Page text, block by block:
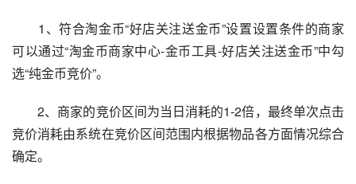
1、符合淘金币“好店关注送金币”设置设置条件的商家
可以通过“淘金币商家中心-金币工具-好店关注送金币”中勾
选“纯金币竞价”。
2、商家的竞价区间为当日消耗的1-2倍，最终单次点击
竞价消耗由系统在竞价区间范围内根据物品各方面情况综合
确定。